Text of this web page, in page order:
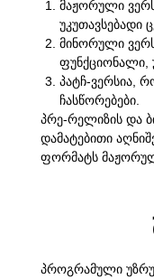
მაჟორული
უკუთავსებადი
მინორული
ფუნქციონალი,
პატჩ-ვერსია,
ჩასწორებები.
პრე-რელიზის და
დამატებითი
ფორმატს
პროგრამული